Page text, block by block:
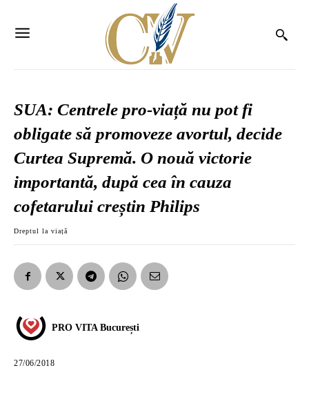
SUA: Centrele pro-viață nu pot fi
obligate să promoveze avortul, decide
Curtea Supremă. O nouă victorie
importantă, după cea în cauza
cofetarului creștin Philips
Dreptul la viață
PRO VITA București
27/06/2018